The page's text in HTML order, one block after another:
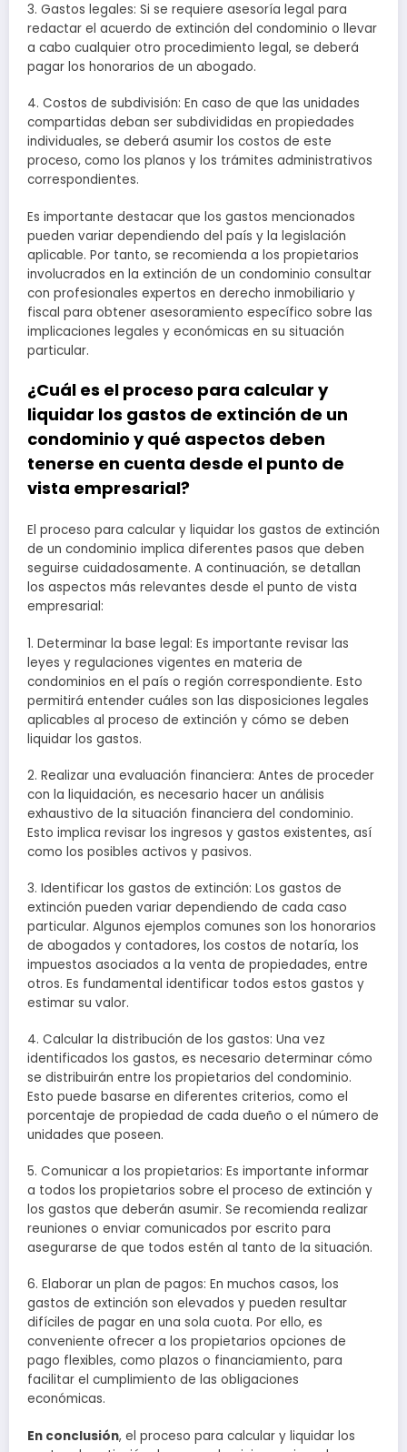
3. Gastos legales: Si se requiere asesoría legal para
redactar el acuerdo de extinción del condominio o llevar
a cabo cualquier otro procedimiento legal, se deberá
pagar los honorarios de un abogado.
4. Costos de subdivisión: En caso de que las unidades
compartidas deban ser subdivididas en propiedades
individuales, se deberá asumir los costos de este
proceso, como los planos y los trámites administrativos
correspondientes.
Es importante destacar que los gastos mencionados
pueden variar dependiendo del país y la legislación
aplicable. Por tanto, se recomienda a los propietarios
involucrados en la extinción de un condominio consultar
con profesionales expertos en derecho inmobiliario y
fiscal para obtener asesoramiento específico sobre las
implicaciones legales y económicas en su situación
particular.
¿Cuál es el proceso para calcular y
liquidar los gastos de extinción de un
condominio y qué aspectos deben
tenerse en cuenta desde el punto de
vista empresarial?
El proceso para calcular y liquidar los gastos de extinción
de un condominio implica diferentes pasos que deben
seguirse cuidadosamente. A continuación, se detallan
los aspectos más relevantes desde el punto de vista
empresarial:
1. Determinar la base legal: Es importante revisar las
leyes y regulaciones vigentes en materia de
condominios en el país o región correspondiente. Esto
permitirá entender cuáles son las disposiciones legales
aplicables al proceso de extinción y cómo se deben
liquidar los gastos.
2. Realizar una evaluación financiera: Antes de proceder
con la liquidación, es necesario hacer un análisis
exhaustivo de la situación financiera del condominio.
Esto implica revisar los ingresos y gastos existentes, así
como los posibles activos y pasivos.
3. Identificar los gastos de extinción: Los gastos de
extinción pueden variar dependiendo de cada caso
particular. Algunos ejemplos comunes son los honorarios
de abogados y contadores, los costos de notaría, los
impuestos asociados a la venta de propiedades, entre
otros. Es fundamental identificar todos estos gastos y
estimar su valor.
4. Calcular la distribución de los gastos: Una vez
identificados los gastos, es necesario determinar cómo
se distribuirán entre los propietarios del condominio.
Esto puede basarse en diferentes criterios, como el
porcentaje de propiedad de cada dueño o el número de
unidades que poseen.
5. Comunicar a los propietarios: Es importante informar
a todos los propietarios sobre el proceso de extinción y
los gastos que deberán asumir. Se recomienda realizar
reuniones o enviar comunicados por escrito para
asegurarse de que todos estén al tanto de la situación.
6. Elaborar un plan de pagos: En muchos casos, los
gastos de extinción son elevados y pueden resultar
difíciles de pagar en una sola cuota. Por ello, es
conveniente ofrecer a los propietarios opciones de
pago flexibles, como plazos o financiamiento, para
facilitar el cumplimiento de las obligaciones
económicas.
En conclusión, el proceso para calcular y liquidar los